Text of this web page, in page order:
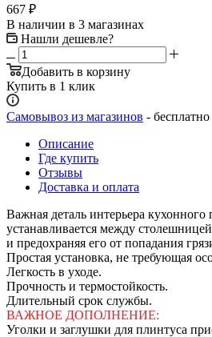
667 ₽
В наличии в 3 магазинах
Нашли дешевле?
Добавить в корзину
Купить в 1 клик
Самовывоз из магазинов - бесплатно
Описание
Где купить
Отзывы
Доставка и оплата
Важная деталь интерьера
устанавливается между
и предохраняя его от попадания
Простая установка, не требующая
Легкость в уходе.
Прочность и термостойкость.
Длительный срок службы.
ВАЖНОЕ ДОПОЛНЕНИЕ:
Уголки и заглушки для плинтуса